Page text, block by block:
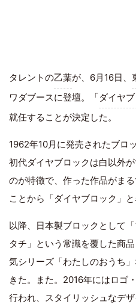
タレントの乙葉が、6月16日、
ワダブースに登壇。「ダイヤ
就任することが決定した。
1962年10月に発売されたブロ
初代ダイヤブロックは白以外
のが特徴で、作った作品がま
ことから「ダイヤブロック」と
以降、日本製ブロックとして
タチ」という常識を覆した商
気シリーズ「わたしのおうち
きた。また。2016年にはロゴ
行われ、スタイリッシュなデザ